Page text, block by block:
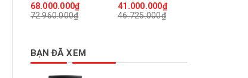
68.000.000₫
72.960.000₫
41.000.000₫
46.725.000₫
BẠN ĐÃ XEM